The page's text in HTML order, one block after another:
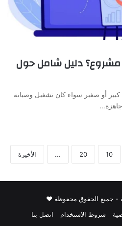
دليل شامل حول
أو صغير سواء كان تشغيل وصيانة
10
20
... الأخيرة
شروط الاستخدام اتصل بنا